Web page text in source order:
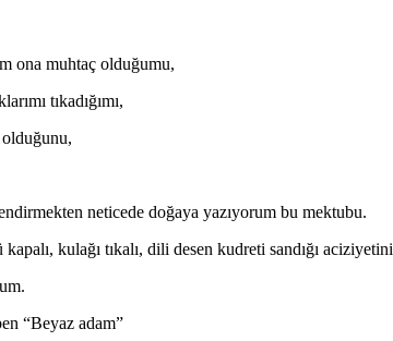
ona muhtaç olduğumu,
tıkadığımı,
neticede doğaya yazıyorum bu mektubu.
kulağı tıkalı, dili desen kudreti sandığı
“Beyaz adam”